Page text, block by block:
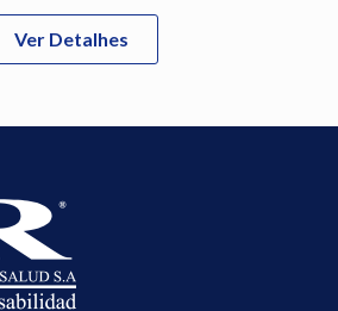
Ver Detalhes